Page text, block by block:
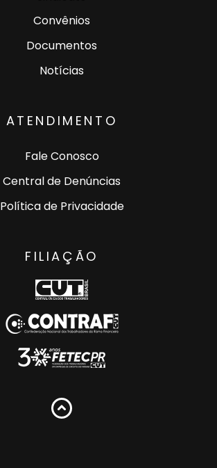
Convênios
Documentos
Notícias
ATENDIMENTO
Fale Conosco
Central de Denúncias
Política de Privacidade
FILIAÇÃO